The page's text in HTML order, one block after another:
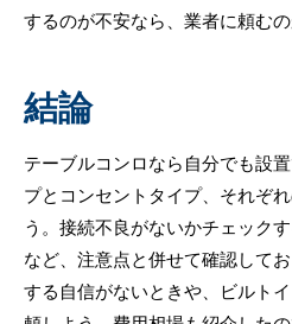
するのが不安なら、業者に頼むの
結論
テーブルコンロなら自分でも設
プとコンセントタイプ、それぞ
う。接続不良がないかチェック
など、注意点と併せて確認して
する自信がないときや、ビルト